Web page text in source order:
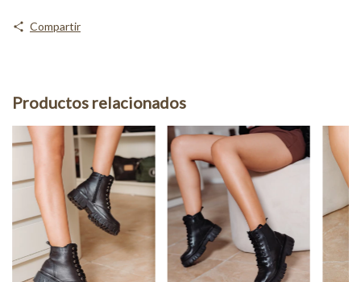
Compartir
Productos relacionados